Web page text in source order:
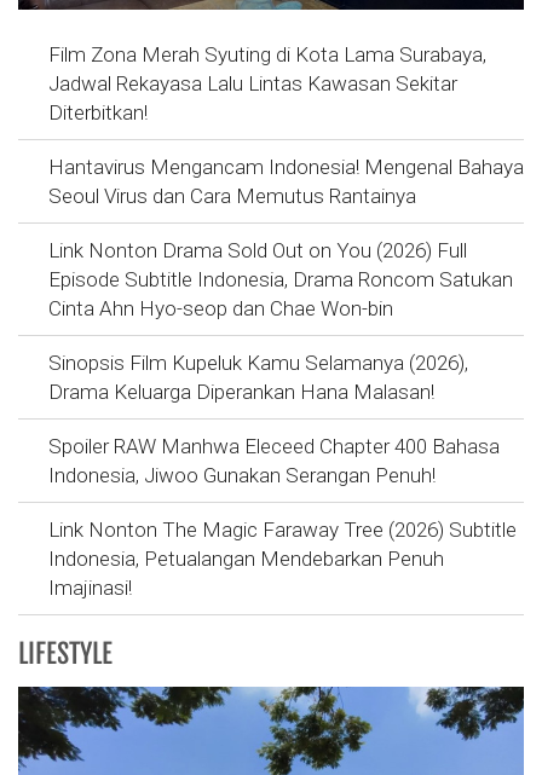
Film Zona Merah Syuting di Kota Lama Surabaya,
Jadwal Rekayasa Lalu Lintas Kawasan Sekitar
Diterbitkan!
Hantavirus Mengancam Indonesia! Mengenal Bahaya
Seoul Virus dan Cara Memutus Rantainya
Link Nonton Drama Sold Out on You (2026) Full
Episode Subtitle Indonesia, Drama Roncom Satukan
Cinta Ahn Hyo-seop dan Chae Won-bin
Sinopsis Film Kupeluk Kamu Selamanya (2026),
Drama Keluarga Diperankan Hana Malasan!
Spoiler RAW Manhwa Eleceed Chapter 400 Bahasa
Indonesia, Jiwoo Gunakan Serangan Penuh!
Link Nonton The Magic Faraway Tree (2026) Subtitle
Indonesia, Petualangan Mendebarkan Penuh
Imajinasi!
LIFESTYLE